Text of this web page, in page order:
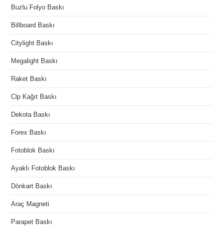
Buzlu Folyo Baskı
Billboard Baskı
Citylight Baskı
Megalight Baskı
Raket Baskı
Clp Kağıt Baskı
Dekota Baskı
Forex Baskı
Fotoblok Baskı
Ayaklı Fotoblok Baskı
Dönkart Baskı
Araç Magneti
Parapet Baskı